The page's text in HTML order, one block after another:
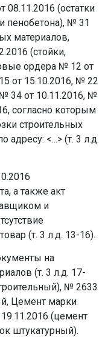
(остатки
пенобетона), № 31
материалов,
(стойки,
ордера № 12 от
от 15.10.2016, № 22
34 от 10.11.2016, №
согласно которым
строительных
адресу: <...> (т. 3 л.д.
а также акт
и
(т. 3 л.д. 13-16).
на
(т. 3 л.д. 17-
№ 2633
Цемент марки
(цемент
штукатурный).